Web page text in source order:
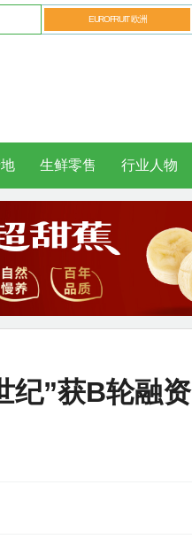
EUROFRUIT 欧洲
生鲜零售 行业人物
纪”获B轮融资